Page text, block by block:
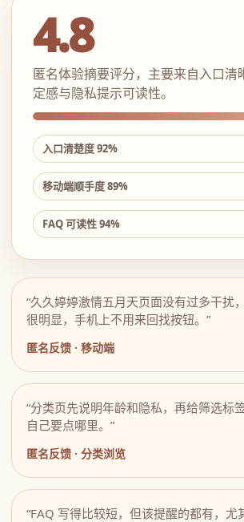
4.8
匿名体验摘要评分，主要来自入口清
定感与隐私提示可读性。
入口清楚度 92%
移动端顺手度 89%
FAQ 可读性 94%
“久久婷婷激情五月天页面没有过多干扰
很明显，手机上不用来回找按钮。”
匿名反馈 · 移动端
“分类页先说明年龄和隐私，再给筛选标
自己要点哪里。”
匿名反馈 · 分类浏览
“FAQ 写得比较短，但该提醒的都有，尤